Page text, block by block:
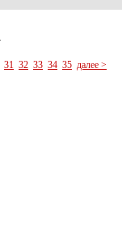
31 32 33 34 35 далее >